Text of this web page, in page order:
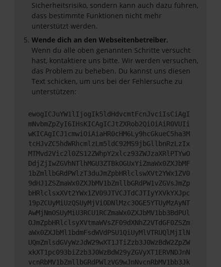
Sicherheitsrisiko, sondern kann auch dazu führen,
dass bestimmte Funktionen nicht mehr
unterstützt werden.
Wende dich an den Webseitenbetreiber.
Wenn du alle oben genannten Schritte versucht
hast, kontaktiere uns bitte. Wir werden versuchen,
das Problem zu beheben. Du kannst uns diesen
Text schicken, um uns bei der Fehlersuche zu
unterstützen:
ewogICJuYW1lIjogIk5ldHdvcmtFcnJvciIsCiAgI
mNvbmZpZyI6IHsKICAgICJtZXRob2QiOiAiR0VUIi
wKICAgICJ1cmwiOiAiaHR0cHM6Ly9hcGkueC5ha3M
tcHJvZC5hdWRhcmlzLm5ldC92MS9jbGllbnRzLzIx
MTMvd2Vic2l0ZS12ZWhpY2xlcz93ZWJzaXRlPTYwO
DdjZjIwZGVhNTlhMGU3ZTBkOGUxYiZmaWx0ZXJbMF
1bZmllbGRdPWlzT3duJmZpbHRlclswXVt2YWx1ZV0
9dHJ1ZSZmaWx0ZXJbMV1bZmllbGRdPW1vZGVsJmZp
bHRlclsxXVt2YWx1ZV09JTVCJTdCJTIyYXVkYXJpc
19pZCUyMiUzQSUyMjViODNlMzc3OGE5YTUyMzAyNT
AwMjNmOSUyMiU3RCU1RCZmaWx0ZXJbMV1bb3BdPUl
OJmZpbHRlclsyXVtmaWVsZF09dXNhZ2VTdGF0ZSZm
aWx0ZXJbMl1bdmFsdWVdPSU1QiUyMlVTRUQlMjIlN
UQmZmlsdGVyWzJdW29wXT1JTiZzb3J0WzBdW2ZpZW
xkXT1pc093biZzb3J0WzBdW29yZGVyXT1ERVNDJnN
vcnRbMV1bZmllbGRdPWlzVG9wJnNvcnRbMV1bb3Jk